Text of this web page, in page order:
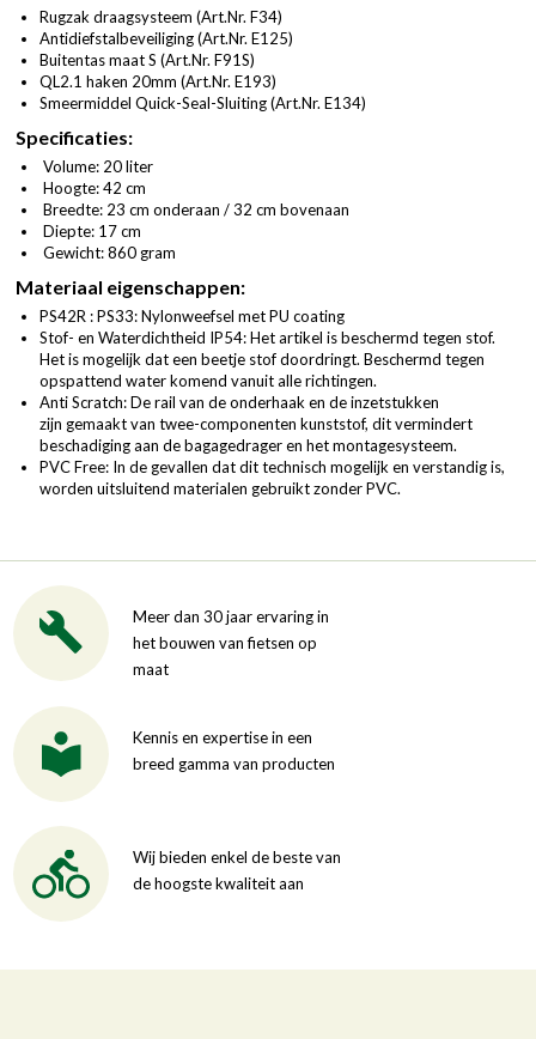
Rugzak draagsysteem (Art.Nr. F34)
Antidiefstalbeveiliging (Art.Nr. E125)
Buitentas maat S (Art.Nr. F91S)
QL2.1 haken 20mm (Art.Nr. E193)
Smeermiddel Quick-Seal-Sluiting (Art.Nr. E134)
Specificaties:
Volume: 20 liter
Hoogte: 42 cm
Breedte: 23 cm onderaan / 32 cm bovenaan
Diepte: 17 cm
Gewicht: 860 gram
Materiaal eigenschappen:
PS42R : PS33: Nylonweefsel met PU coating
Stof- en Waterdichtheid IP54: Het artikel is beschermd tegen stof.
Het is mogelijk dat een beetje stof doordringt. Beschermd tegen
opspattend water komend vanuit alle richtingen.
Anti Scratch: De rail van de onderhaak en de inzetstukken
zijn gemaakt van twee-componenten kunststof, dit vermindert
beschadiging aan de bagagedrager en het montagesysteem.
PVC Free: In de gevallen dat dit technisch mogelijk en verstandig is,
worden uitsluitend materialen gebruikt zonder PVC.
Meer dan 30 jaar ervaring in
het bouwen van fietsen op
maat
Kennis en expertise in een
breed gamma van producten
Wij bieden enkel de beste van
de hoogste kwaliteit aan